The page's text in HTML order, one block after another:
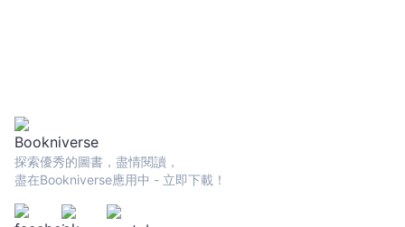
探索優秀的圖書，盡情閱讀，
盡在Bookniverse應用中 - 立即下載！